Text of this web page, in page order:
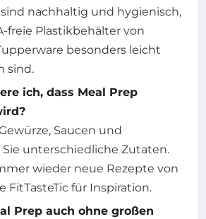
nachhaltig und hygienisch,
freie Plastikbehälter von
besonders leicht
sind.
ich, dass Meal Prep
Saucen und
unterschiedliche Zutaten.
wieder neue Rezepte von
FitTasteTic für Inspiration.
Prep auch ohne großen